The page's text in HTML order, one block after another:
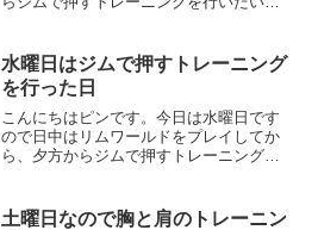
水曜日はジムで押すトレーニング
を行った日
こんにちはピンです。今日は水曜日です
ので日中はリムワールドをプレイしてか
ら、夕方からジムで押すトレーニングを
土曜日なので胸と肩のトレーニン